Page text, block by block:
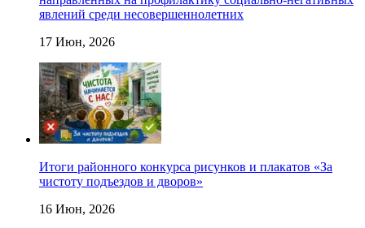
явлений среди несовершеннолетних
17 Июн, 2026
Итоги районного конкурса рисунков и плакатов «За
чистоту подъездов и дворов»
16 Июн, 2026